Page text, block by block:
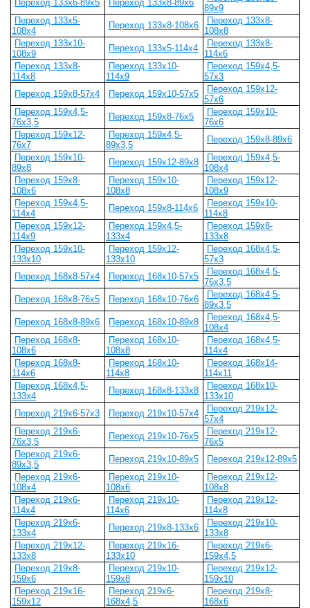
Переход 133х6-89х5 Переход 133х8-89х6
89х9
Переход 133х5-
108х4
Переход 133х8-108х6
Переход 133х8-
108х8
Переход 133х10-
108х9
Переход 133х5-114х4
Переход 133х8-
114х6
Переход 133х8-
114х8
Переход 133х10-
114х9
Переход 159х4,5-
57х3
Переход 159х8-57х4
Переход 159х10-57х5
Переход 159х12-
57х6
Переход 159х4,5-
76х3,5
Переход 159х8-76х5
Переход 159х10-
76х6
Переход 159х12-
76х7
Переход 159х4,5-
89х3,5
Переход 159х8-89х6
Переход 159х10-
89х8
Переход 159х12-89х8
Переход 159х4,5-
108х4
Переход 159х8-
108х6
Переход 159х10-
108х8
Переход 159х12-
108х9
Переход 159х4,5-
114х4
Переход 159х8-114х6
Переход 159х10-
114х8
Переход 159х12-
114х9
Переход 159х4,5-
133х4
Переход 159х8-
133х8
Переход 159х10-
133х10
Переход 159х12-
133х10
Переход 168х4,5-
57х3
Переход 168х8-57х4
Переход 168х10-57х5
Переход 168х4,5-
76х3,5
Переход 168х8-76х5
Переход 168х10-76х6
Переход 168х4,5-
89х3,5
Переход 168х8-89х6
Переход 168х10-89х8
Переход 168х4,5-
108х4
Переход 168х8-
108х6
Переход 168х10-
108х8
Переход 168х4,5-
114х4
Переход 168х8-
114х6
Переход 168х10-
114х8
Переход 168х14-
114х11
Переход 168х4,5-
133х4
Переход 168х8-133х8
Переход 168х10-
133х10
Переход 219х6-57х3
Переход 219х10-57х4
Переход 219х12-
57х4
Переход 219х6-
76х3,5
Переход 219х10-76х5
Переход 219х12-
76х5
Переход 219х6-
89х3,5
Переход 219х10-89х5
Переход 219х12-89х5
Переход 219х6-
108х4
Переход 219х10-
108х6
Переход 219х12-
108х8
Переход 219х6-
114х4
Переход 219х10-
114х6
Переход 219х12-
114х8
Переход 219х6-
133х4
Переход 219х8-133х6
Переход 219х10-
133х8
Переход 219х12-
133х8
Переход 219х16-
133х10
Переход 219х6-
159х4,5
Переход 219х8-
159х6
Переход 219х10-
159х8
Переход 219х12-
159х10
Переход 219х16-
159х12
Переход 219х6-
168х4,5
Переход 219х8-
168х6